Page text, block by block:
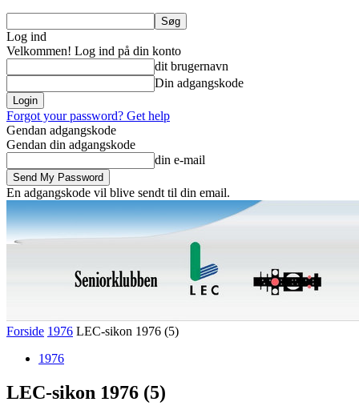
Log ind
Velkommen! Log ind på din konto
dit brugernavn
Din adgangskode
Forgot your password? Get help
Gendan adgangskode
Gendan din adgangskode
din e-mail
En adgangskode vil blive sendt til din email.
Forside 1976 LEC-sikon 1976 (5)
1976
LEC-sikon 1976 (5)